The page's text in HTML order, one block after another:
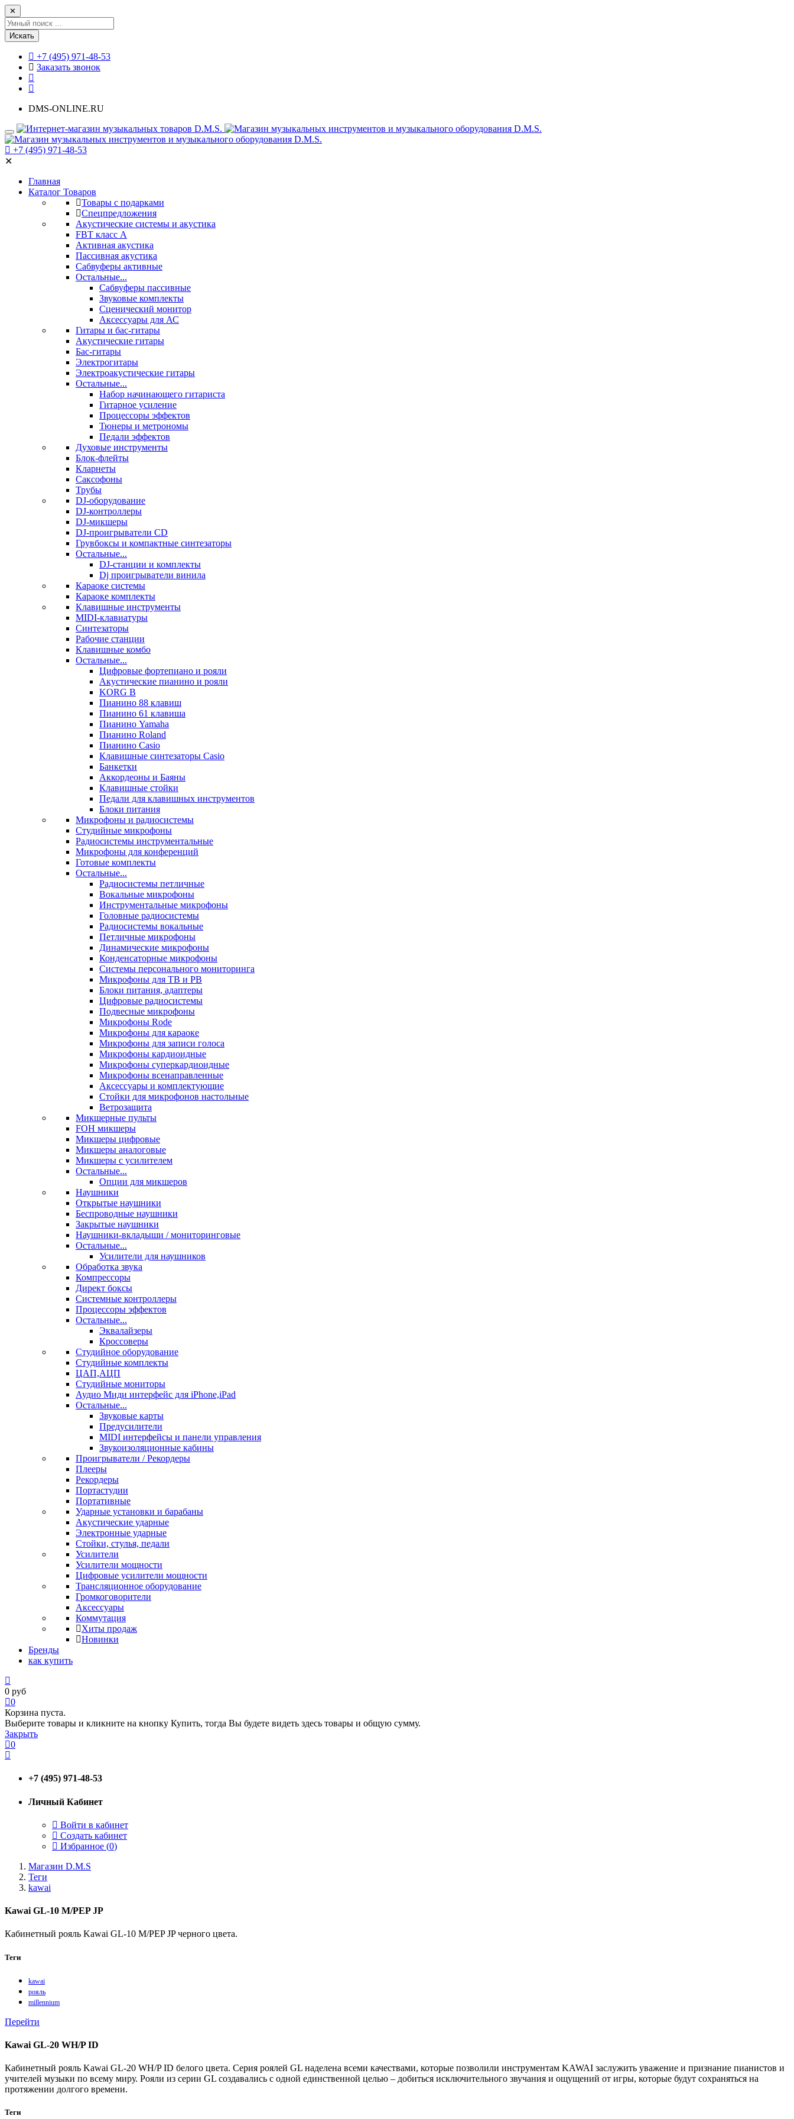
✕
Искать
+7 (495) 971-48-53
Заказать звонок
DMS-ONLINE.RU
+7 (495) 971-48-53
✕
Главная
Каталог Товаров
Товары с подарками
Спецпредложения
Акустические системы и акустика
FBT класс А
Активная акустика
Пассивная акустика
Сабвуферы активные
Остальные...
Сабвуферы пассивные
Звуковые комплекты
Сценический монитор
Аксессуары для АС
Гитары и бас-гитары
Акустические гитары
Бас-гитары
Электрогитары
Электроакустические гитары
Остальные...
Набор начинающего гитариста
Гитарное усиление
Процессоры эффектов
Тюнеры и метрономы
Педали эффектов
Духовые инструменты
Блок-флейты
Кларнеты
Саксофоны
Трубы
DJ-оборудование
DJ-контроллеры
DJ-микшеры
DJ-проигрыватели CD
Грувбоксы и компактные синтезаторы
Остальные...
DJ-станции и комплекты
Dj проигрыватели винила
Караоке системы
Караоке комплекты
Клавишные инструменты
MIDI-клавиатуры
Синтезаторы
Рабочие станции
Клавишные комбо
Остальные...
Цифровые фортепиано и рояли
Акустические пианино и рояли
KORG B
Пианино 88 клавиш
Пианино 61 клавиша
Пианино Yamaha
Пианино Roland
Пианино Casio
Клавишные синтезаторы Casio
Банкетки
Аккордеоны и Баяны
Клавишные стойки
Педали для клавишных инструментов
Блоки питания
Микрофоны и радиосистемы
Студийные микрофоны
Радиосистемы инструментальные
Микрофоны для конференций
Готовые комплекты
Остальные...
Радиосистемы петличные
Вокальные микрофоны
Инструментальные микрофоны
Головные радиосистемы
Радиосистемы вокальные
Петличные микрофоны
Динамические микрофоны
Конденсаторные микрофоны
Системы персонального мониторинга
Микрофоны для ТВ и РВ
Блоки питания, адаптеры
Цифровые радиосистемы
Подвесные микрофоны
Микрофоны Rode
Микрофоны для караоке
Микрофоны для записи голоса
Микрофоны кардиоидные
Микрофоны суперкардиоидные
Микрофоны всенаправленные
Аксессуары и комплектующие
Стойки для микрофонов настольные
Ветрозащита
Микшерные пульты
FOH микшеры
Микшеры цифровые
Микшеры аналоговые
Микшеры с усилителем
Остальные...
Опции для микшеров
Наушники
Открытые наушники
Беспроводные наушники
Закрытые наушники
Наушники-вкладыши / мониторинговые
Остальные...
Усилители для наушников
Обработка звука
Компрессоры
Директ боксы
Системные контроллеры
Процессоры эффектов
Остальные...
Эквалайзеры
Кроссоверы
Студийное оборудование
Студийные комплекты
ЦАП,АЦП
Студийные мониторы
Аудио Миди интерфейс для iPhone,iPad
Остальные...
Звуковые карты
Предусилители
MIDI интерфейсы и панели управления
Звукоизоляционные кабины
Проигрыватели / Рекордеры
Плееры
Рекордеры
Портастудии
Портативные
Ударные установки и барабаны
Акустические ударные
Электронные ударные
Стойки, стулья, педали
Усилители
Усилители мощности
Цифровые усилители мощности
Трансляционное оборудование
Громкоговорители
Аксессуары
Коммутация
Хиты продаж
Новинки
Бренды
как купить
0 руб
0
Корзина пуста.
Выберите товары и кликните на кнопку Купить, тогда Вы будете видеть здесь товары и общую сумму.
Закрыть
0
+7 (495) 971-48-53
Личный Кабинет
Войти в кабинет
Создать кабинет
Избранное (0)
Магазин D.M.S
Теги
kawai
Kawai GL-10 M/PEP JP
Кабинетный рояль Kawai GL-10 M/PEP JP черного цвета.
Теги
kawai
рояль
millennium
Перейти
Kawai GL-20 WH/P ID
Кабинетный рояль Kawai GL-20 WH/P ID белого цвета. Серия роялей GL наделена всеми качествами, которые позволили инструментам KAWAI заслужить уважение и признание пианистов и
учителей музыки по всему миру. Рояли из серии GL создавались с одной единственной целью – добиться исключительного звучания и ощущений от игры, которые будут сохраняться на
протяжении долгого времени.
Теги